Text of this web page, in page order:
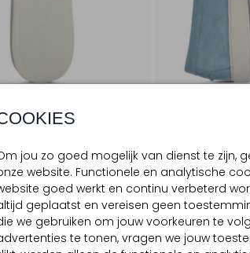
jou zo goed mogelijk van dienst te zijn,
website. Functionele en analytische
goed werkt en continu verbeterd
geplaatst en vereisen geen
we gebruiken om jouw voorkeuren te
te tonen, vragen we jouw
BEZORGEN &
& PASVORM